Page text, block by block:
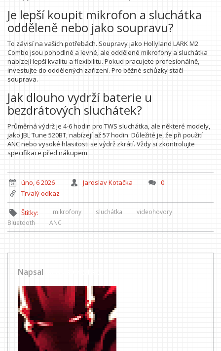
Je lepší koupit mikrofon a sluchátka
odděleně nebo jako soupravu?
To závisí na vašich potřebách. Soupravy jako Hollyland LARK M2
Combo jsou pohodlné a levné, ale oddělené mikrofony a sluchátka
nabízejí lepší kvalitu a flexibilitu. Pokud pracujete profesionálně,
investujte do oddělených zařízení. Pro běžné schůzky stačí
souprava.
Jak dlouho vydrží baterie u
bezdrátových sluchátek?
Průměrná výdrž je 4-6 hodin pro TWS sluchátka, ale některé modely,
jako JBL Tune 520BT, nabízejí až 57 hodin. Důležité je, že při použití
ANC nebo vysoké hlasitosti se výdrž zkrátí. Vždy si zkontrolujte
specifikace před nákupem.
úno, 6 2026 Jaroslav Kotačka
0
Trvalý odkaz
Štítky: mikrofony sluchátka
videohovory
Bluetooth
ANC
Napsal